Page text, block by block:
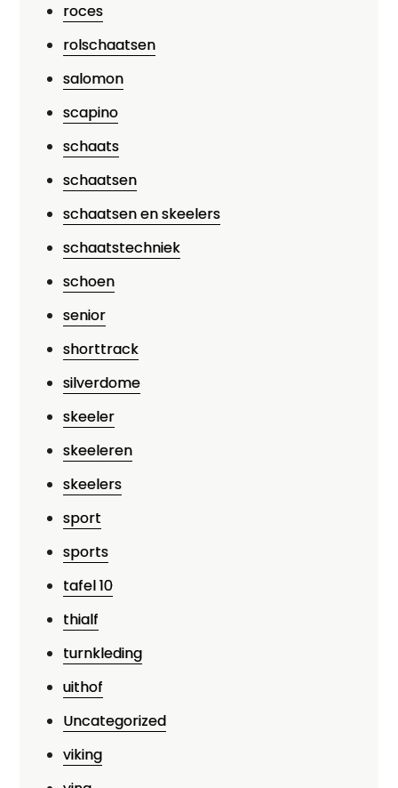
roces
rolschaatsen
salomon
scapino
schaats
schaatsen
schaatsen en skeelers
schaatstechniek
schoen
senior
shorttrack
silverdome
skeeler
skeeleren
skeelers
sport
sports
tafel 10
thialf
turnkleding
uithof
Uncategorized
viking